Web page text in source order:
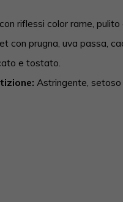
riflessi color rame, pulito
con prugna, uva passa,
e tostato.
Astringente, setoso